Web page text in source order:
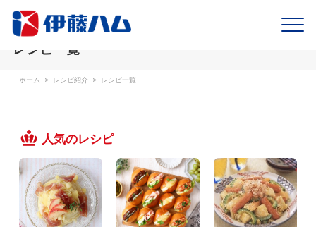
レシピ一覧
ホーム > レシピ紹介 > レシピ一覧
人気のレシピ